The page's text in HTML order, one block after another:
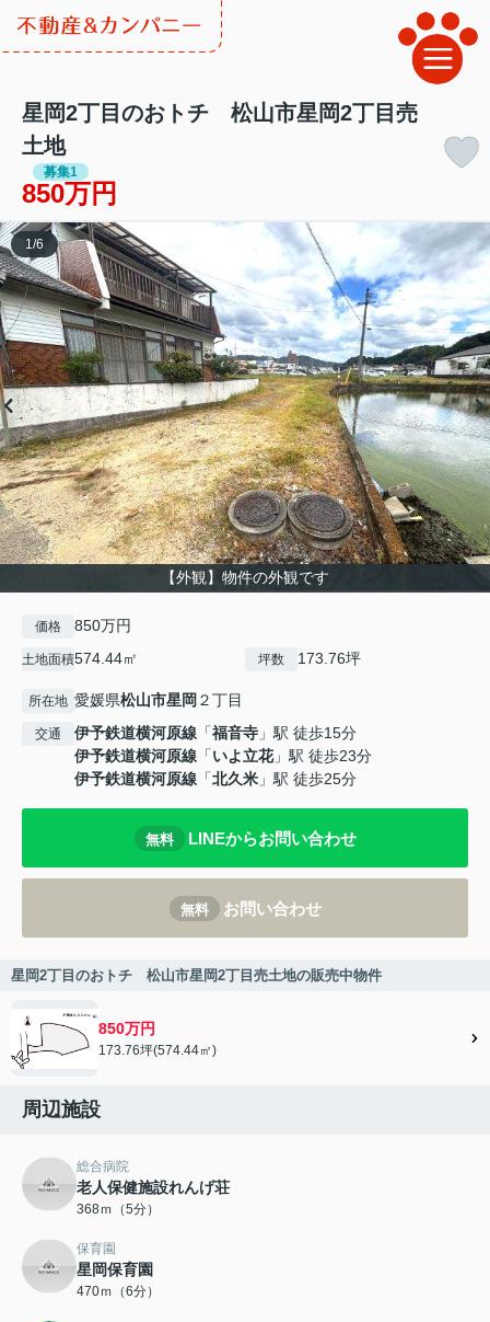
星岡2丁目のおトチ 松山市星岡2丁目売
土地
募集1
850万円
【外観】物件の外観です
1 /6
価格 850万円
土地面積574.44㎡ 坪数 173.76坪
所在地 愛媛県松山市星岡 ２丁目
交通 伊予鉄道横河原線 「福音寺 」駅 徒歩15分
伊予鉄道横河原線 「いよ立花」駅 徒歩23分
伊予鉄道横河原線 「北久米 」駅 徒歩25分
無料 LINEからお問い合わせ
無料 お問い合わせ
星岡2丁目のおトチ 松山市星岡2丁目売土地の販売中物件
850万円
173.76坪(574.44㎡)
周辺施設
総合病院
老人保健施設れんげ荘
368ｍ（5分）
保育園
星岡保育園
470ｍ（6分）